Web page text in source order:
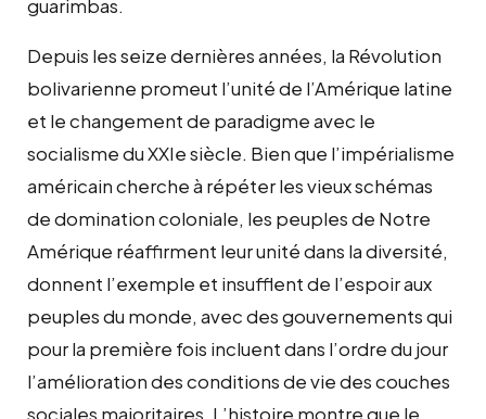
guarimbas.
Depuis les seize dernières années, la Révolution
bolivarienne promeut l’unité de l’Amérique latine
et le changement de paradigme avec le
socialisme du XXIe siècle. Bien que l’impérialisme
américain cherche à répéter les vieux schémas
de domination coloniale, les peuples de Notre
Amérique réaffirment leur unité dans la diversité,
donnent l’exemple et insufflent de l’espoir aux
peuples du monde, avec des gouvernements qui
pour la première fois incluent dans l’ordre du jour
l’amélioration des conditions de vie des couches
sociales majoritaires. L’histoire montre que le